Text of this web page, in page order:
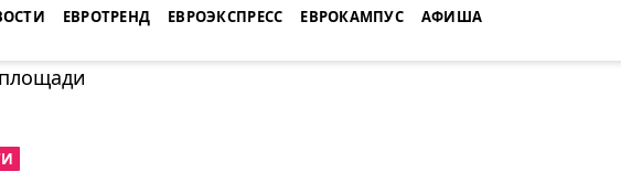
ЕВРОТРЕНД ЕВРОЭКСПРЕСС ЕВРОКАМПУС АФИША